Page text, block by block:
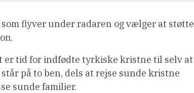
flyver under radaren og vælger at støtte
er tid for indfødte tyrkiske kristne til selv at
på to ben, dels at rejse sunde kristne
sunde familier.